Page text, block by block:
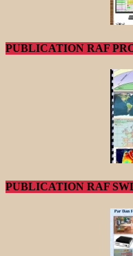
PUBLICATION RAF
PUBLICATION RAF